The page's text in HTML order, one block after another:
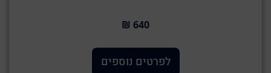
640 ₪
לפרטים נוספים